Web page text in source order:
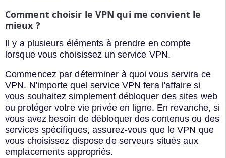
Comment choisir le VPN qui me convient le
mieux ?
Il y a plusieurs éléments à prendre en compte
lorsque vous choisissez un service VPN.
Commencez par déterminer à quoi vous servira ce
VPN. N'importe quel service VPN fera l'affaire si
vous souhaitez simplement débloquer des sites web
ou protéger votre vie privée en ligne. En revanche, si
vous avez besoin de débloquer des contenus ou des
services spécifiques, assurez-vous que le VPN que
vous choisissez dispose de serveurs situés aux
emplacements appropriés.